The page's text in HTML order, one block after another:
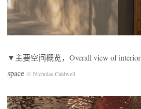
▼主要空间概览，Overall view of interior
space © Nicholas Caldwell